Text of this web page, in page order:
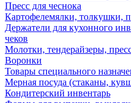
Пресс для чеснока
Картофелемялки, толкушки,
Держатели для кухонного
чеков
Молотки, тендерайзеры,
Воронки
Товары специального
Мерная посуда (стаканы,
Кондитерский инвентарь